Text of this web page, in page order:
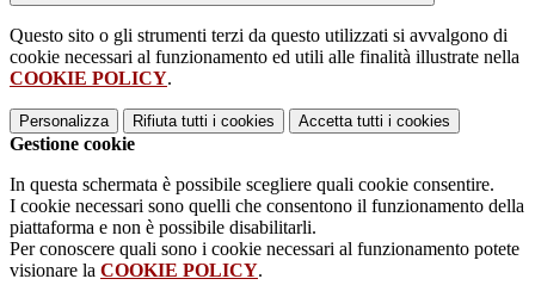
Questo sito o gli strumenti terzi da questo utilizzati si avvalgono di
cookie necessari al funzionamento ed utili alle finalità illustrate nella
COOKIE POLICY.
Personalizza Rifiuta tutti i cookies Accetta tutti i cookies
Gestione cookie
In questa schermata è possibile scegliere quali cookie consentire.
I cookie necessari sono quelli che consentono il funzionamento della
piattaforma e non è possibile disabilitarli.
Per conoscere quali sono i cookie necessari al funzionamento potete
visionare la COOKIE POLICY.